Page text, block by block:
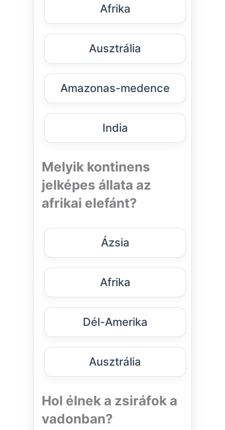
Afrika
Ausztrália
Amazonas-medence
India
Melyik kontinens
jelképes állata az
afrikai elefánt?
Ázsia
Afrika
Dél-Amerika
Ausztrália
Hol élnek a zsiráfok a
vadonban?